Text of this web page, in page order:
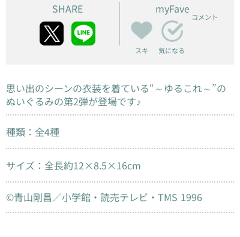
SHARE myFave
スキ 気になる
コメント
思い出のシーンの衣装を着ている“～ゆるこれ～”の
ぬいぐるみの第2弾が登場です♪
種類：全4種
サイズ：全長約12×8.5×16cm
©青山剛昌／小学館・読売テレビ・TMS 1996